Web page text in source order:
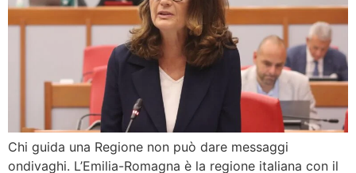
Chi guida una Regione non può dare messaggi
ondivaghi. L’Emilia-Romagna è la regione italiana con il